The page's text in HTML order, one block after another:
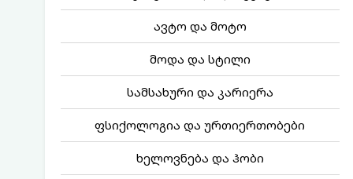
ავტო და მოტო
მოდა და სტილი
სამსახური და კარიერა
ფსიქოლოგია და ურთიერთობები
ხელოვნება და ჰობი